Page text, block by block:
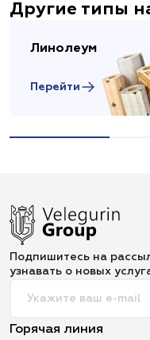
Другие типы
Линолеум
Перейти
Подпишитесь на
узнавать о новых
Горячая линия